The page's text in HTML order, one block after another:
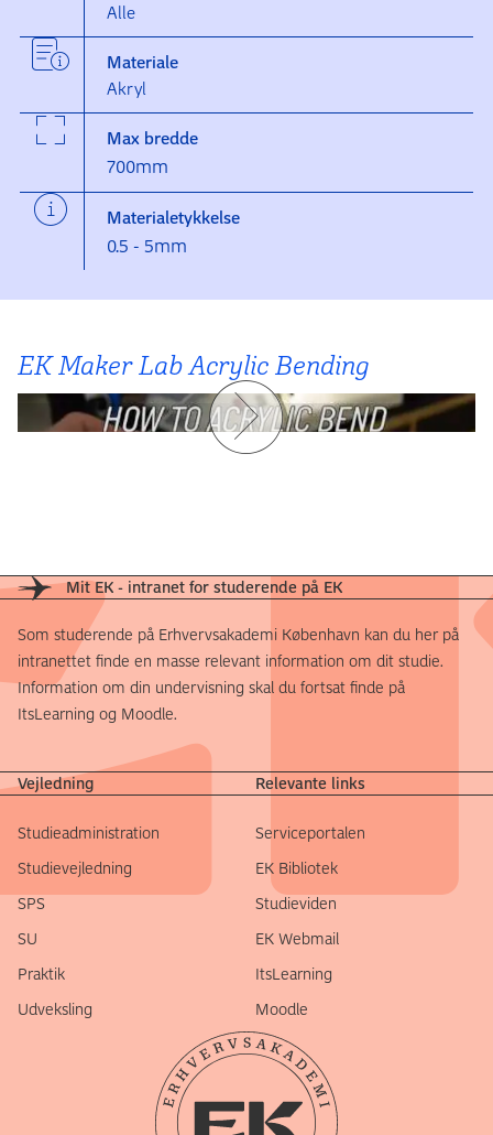
Alle
Materiale
Akryl
Max bredde
700mm
Materialetykkelse
0.5 - 5mm
EK Maker Lab Acrylic Bending
Mit EK - intranet for studerende på EK
Som studerende på Erhvervsakademi København kan du her på
intranettet finde en masse relevant information om dit studie.
Information om din undervisning skal du fortsat finde på
ItsLearning og Moodle.
Vejledning
Studieadministration
Studievejledning
SPS
SU
Praktik
Udveksling
Relevante links
Serviceportalen
EK Bibliotek
Studieviden
EK Webmail
ItsLearning
Moodle